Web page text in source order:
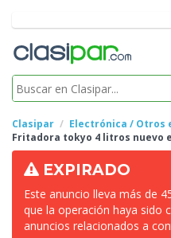
Clasipar
Electrónica / Otros
Fritadora tokyo 4 litros nuevo
EXPIRADO
Este anuncio lleva más de
que la operación haya sido
anuncios relacionados a